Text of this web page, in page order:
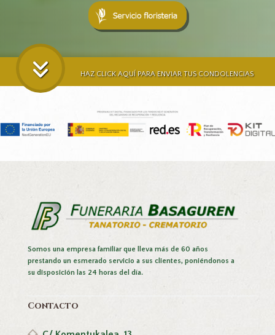
HAZ CLICK AQUÍ PARA ENVIAR TUS CONDOLENCIAS
Somos una empresa familiar que lleva más de 60 años
prestando un esmerado servicio a sus clientes, poniéndonos a
su disposición las 24 horas del día.
Contacto